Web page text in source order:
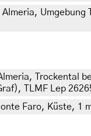
Trockental
TLMF Lep
Faro, Küste, 1